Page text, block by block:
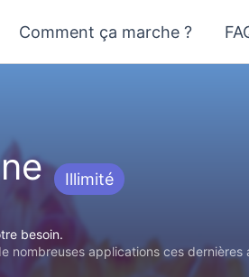
Comment ça marche ?
Illimité
besoin.
applications ces